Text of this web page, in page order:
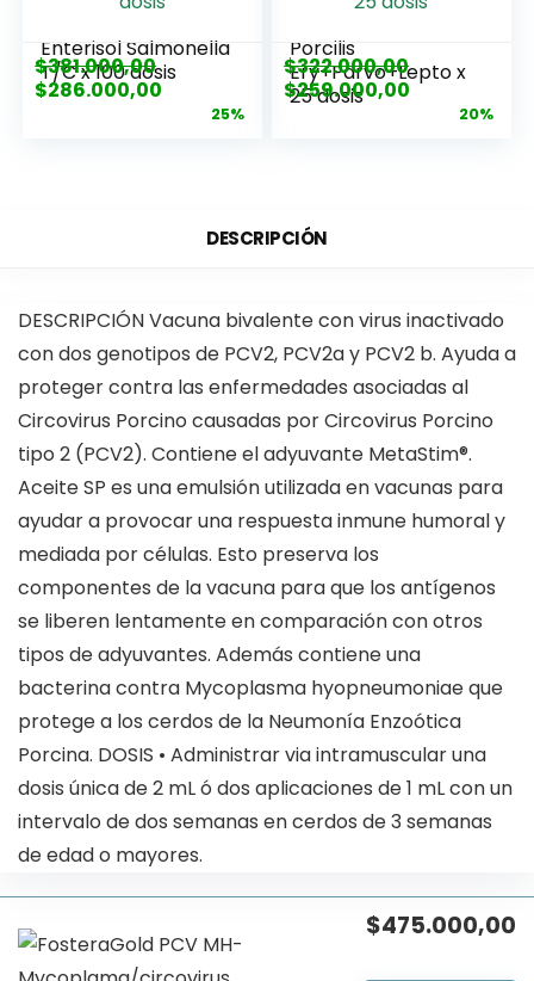
Enterisol Salmonella
T/C x 100 dosis
$381.000,00
$286.000,00
25%
Porcilis
Ery+Parvo+Lepto x
25 dosis
$322.000,00
$259.000,00
20%
DESCRIPCIÓN
DESCRIPCIÓN Vacuna bivalente con virus inactivado
con dos genotipos de PCV2, PCV2a y PCV2 b. Ayuda a
proteger contra las enfermedades asociadas al
Circovirus Porcino causadas por Circovirus Porcino
tipo 2 (PCV2). Contiene el adyuvante MetaStim®.
Aceite SP es una emulsión utilizada en vacunas para
ayudar a provocar una respuesta inmune humoral y
mediada por células. Esto preserva los
componentes de la vacuna para que los antígenos
se liberen lentamente en comparación con otros
tipos de adyuvantes. Además contiene una
bacterina contra Mycoplasma hyopneumoniae que
protege a los cerdos de la Neumonía Enzoótica
Porcina. DOSIS • Administrar via intramuscular una
dosis única de 2 mL ó dos aplicaciones de 1 mL con un
intervalo de dos semanas en cerdos de 3 semanas
de edad o mayores.
$475.000,00